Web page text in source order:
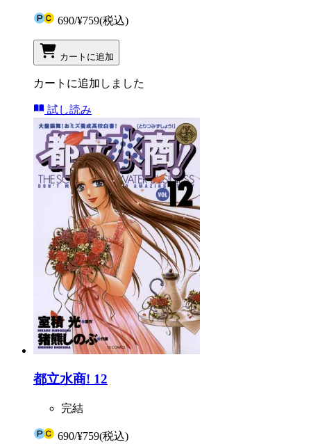
690/¥759(税込)
カートに追加
カートに追加しました
試し読み
都立水商! 12
完結
690/¥759(税込)